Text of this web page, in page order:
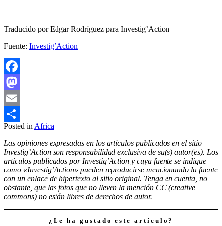
Traducido por Edgar Rodríguez para Investig’Action
Fuente: Investig’Action
Facebook
Mastodon
Email
Compartir
Posted in Africa
Las opiniones expresadas en los artículos publicados en el sitio
Investig’Action son responsabilidad exclusiva de su(s) autor(es). Los
artículos publicados por Investig’Action y cuya fuente se indique
como «Investig’Action» pueden reproducirse mencionando la fuente
con un enlace de hipertexto al sitio original. Tenga en cuenta, no
obstante, que las fotos que no lleven la mención CC (creative
commons) no están libres de derechos de autor.
¿Le ha gustado este artículo?